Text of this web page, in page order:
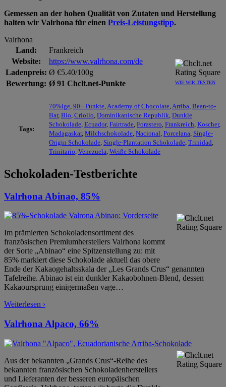
Gemessen an der hohen Qualität von Zutaten und Herstellung
halten wir Valrhona für einen Preis-Leistungstipp.
Valrhona
Land:
Frankreich
WIE WIR TESTEN
Website:
https://www.valrhona.com/de
Ladenpreis: Ø €5.40/100g
Bewertung: Ø 91 Chclt.net-Punkte
Tags:
70%ige 90+ Punkte Academy of Chocolate Arriba Bean-to-
Bar, Bio Criollo Dominikanische Republik Dunkle
Schokolade Ecuador, Fairtrade Forastero Frankreich Koscher,
Madagaskar, Milchschokolade Nacional Porcelana Single-
Origin Schokolade Single-Plantation Schokolade Trinidad
Trinitario Venezuela Weiße Schokolade
Schokoladen-Testberichte
Valrhona Abinao, 85%
Im prämierten Schokoladensortiment des
französischen Premiumherstellers Valrhona kommt
der Sorte „Abinao“ eine Spitzenstellung zu: mit
85% markiert diese Schokolade aktuell das obere
Ende der Kakaogehaltsskala der „Les Grands Crus“ genannten
Tafelreihe. Abinao ist ein dunkler Kakaobohnen-Blend, dessen
Kakaoursprung einigermaßen vage…
Weiterlesen ›
Valrhona Alpaco, 66%
Aus der bekannten „Grands Crus“-Reihe des
bekannten französischen Schokoladenherstellers
und Lieferanten der besseren europäischen